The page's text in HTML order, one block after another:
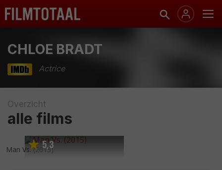
CHLOE BRADT
Actrice
Overzicht
alle films
5,3
Man Vs. (2015)